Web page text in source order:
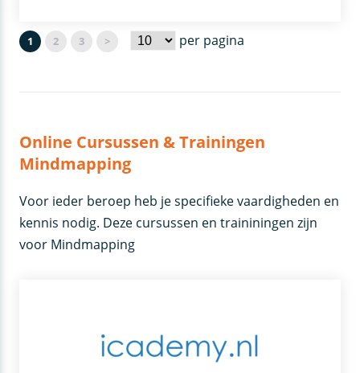
1 2 3 > per pagina
Online Cursussen & Trainingen
Mindmapping
Voor ieder beroep heb je specifieke vaardigheden en
kennis nodig. Deze cursussen en traininingen zijn
voor Mindmapping